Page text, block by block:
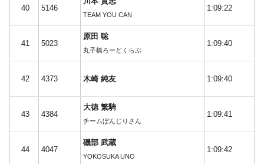
40 5146
TEAM YOU CAN
1:09:22
41 5023
原田 聡
丸子橋ろーどくらぶ
1:09:40
42 4373 木崎 純友 1:09:40
43 4384
大徳 繁騎
チームぼんじりさん
1:09:41
44 4047
磯部 武蔵
YOKOSUKA UNO
1:09:42